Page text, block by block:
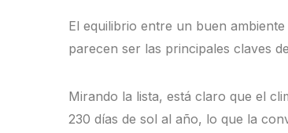
El equilibrio entre un buen
parecen ser las principales claves
Mirando la lista, está claro que el
230 días de sol al año, lo que la